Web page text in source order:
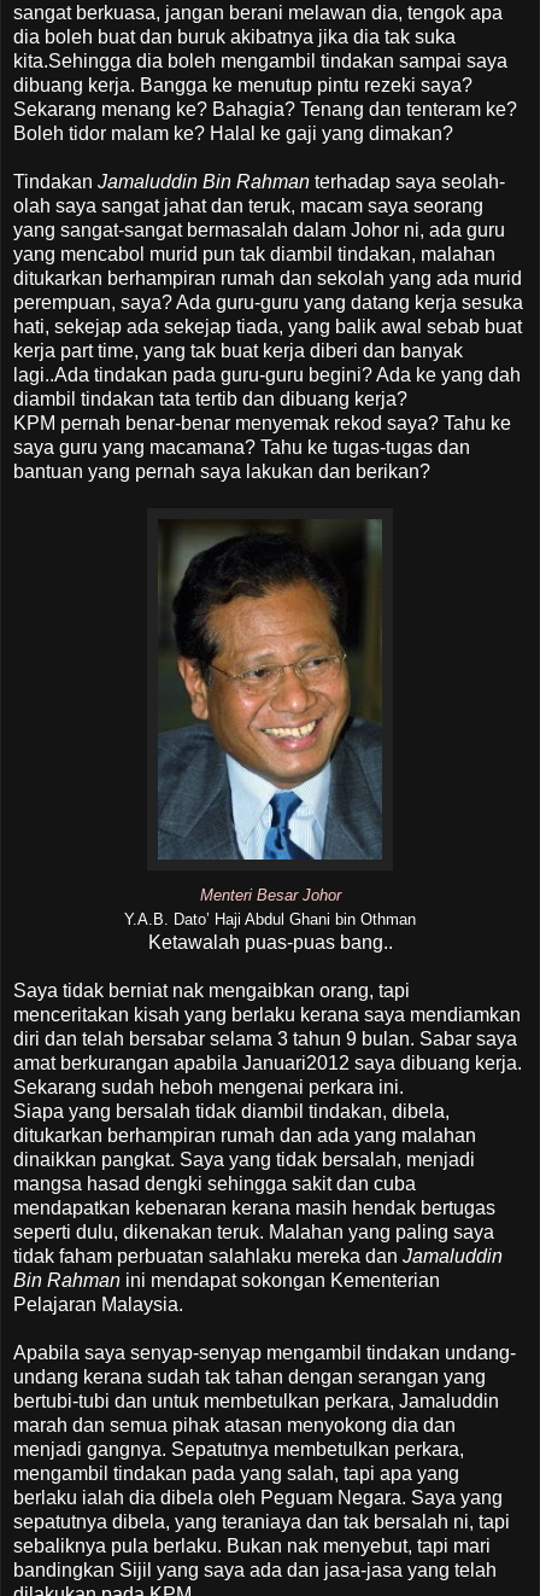
sangat berkuasa, jangan berani melawan dia, tengok apa
dia boleh buat dan buruk akibatnya jika dia tak suka
kita.Sehingga dia boleh mengambil tindakan sampai saya
dibuang kerja. Bangga ke menutup pintu rezeki saya?
Sekarang menang ke? Bahagia? Tenang dan tenteram ke?
Boleh tidor malam ke? Halal ke gaji yang dimakan?
Tindakan Jamaluddin Bin Rahman terhadap saya seolah-
olah saya sangat jahat dan teruk, macam saya seorang
yang sangat-sangat bermasalah dalam Johor ni, ada guru
yang mencabol murid pun tak diambil tindakan, malahan
ditukarkan berhampiran rumah dan sekolah yang ada murid
perempuan, saya? Ada guru-guru yang datang kerja sesuka
hati, sekejap ada sekejap tiada, yang balik awal sebab buat
kerja part time, yang tak buat kerja diberi dan banyak
lagi..Ada tindakan pada guru-guru begini? Ada ke yang dah
diambil tindakan tata tertib dan dibuang kerja?
KPM pernah benar-benar menyemak rekod saya? Tahu ke
saya guru yang macamana? Tahu ke tugas-tugas dan
bantuan yang pernah saya lakukan dan berikan?
Menteri Besar Johor
Y.A.B. Dato’ Haji Abdul Ghani bin Othman
Ketawalah puas-puas bang..
Saya tidak berniat nak mengaibkan orang, tapi
menceritakan kisah yang berlaku kerana saya mendiamkan
diri dan telah bersabar selama 3 tahun 9 bulan. Sabar saya
amat berkurangan apabila Januari2012 saya dibuang kerja.
Sekarang sudah heboh mengenai perkara ini.
Siapa yang bersalah tidak diambil tindakan, dibela,
ditukarkan berhampiran rumah dan ada yang malahan
dinaikkan pangkat. Saya yang tidak bersalah, menjadi
mangsa hasad dengki sehingga sakit dan cuba
mendapatkan kebenaran kerana masih hendak bertugas
seperti dulu, dikenakan teruk. Malahan yang paling saya
tidak faham perbuatan salahlaku mereka dan Jamaluddin
Bin Rahman ini mendapat sokongan Kementerian
Pelajaran Malaysia.
Apabila saya senyap-senyap mengambil tindakan undang-
undang kerana sudah tak tahan dengan serangan yang
bertubi-tubi dan untuk membetulkan perkara, Jamaluddin
marah dan semua pihak atasan menyokong dia dan
menjadi gangnya. Sepatutnya membetulkan perkara,
mengambil tindakan pada yang salah, tapi apa yang
berlaku ialah dia dibela oleh Peguam Negara. Saya yang
sepatutnya dibela, yang teraniaya dan tak bersalah ni, tapi
sebaliknya pula berlaku. Bukan nak menyebut, tapi mari
bandingkan Sijil yang saya ada dan jasa-jasa yang telah